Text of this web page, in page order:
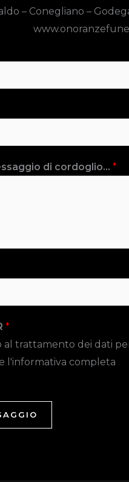
– Conegliano –
di cordoglio... *
*
al trattamento dei dati
l'informativa completa